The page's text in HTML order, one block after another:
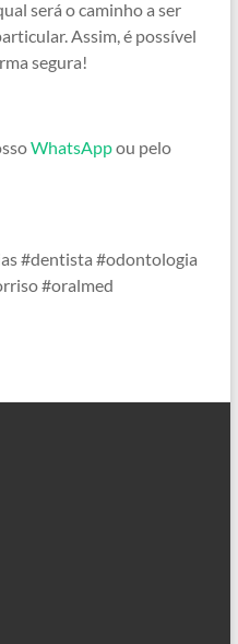
será o caminho a ser
Assim, é possível
segura!
WhatsAppou pelo
#dentista #odontologia
#oralmed